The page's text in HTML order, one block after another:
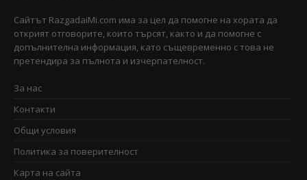
Сайтът RazgadaiMi.com има за цел да помогне на хората да
открият отговорите, които търсят, както и да помогне с
допълнителна информация, като същевременно с това не
претендира за пълнота и изчерпателност.
За нас
Контакти
Общи условия
Политика за поверителност
Карта на сайта